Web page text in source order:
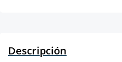
Descripción